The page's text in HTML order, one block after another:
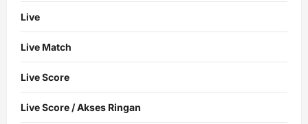
Live
Live Match
Live Score
Live Score / Akses Ringan